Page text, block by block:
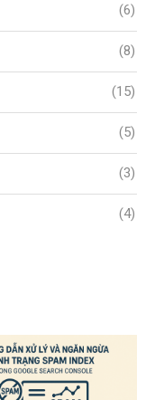
(6)
(8)
(15)
(5)
(3)
(4)